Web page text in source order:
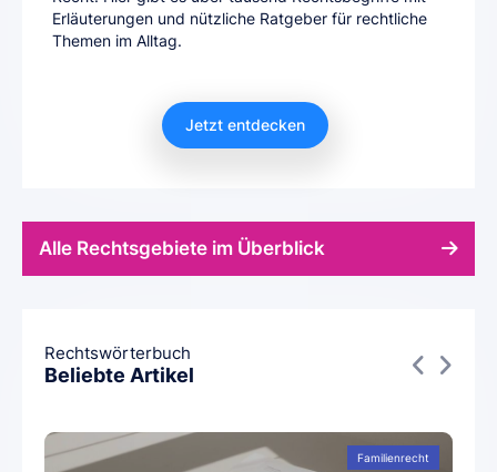
Erläuterungen und nützliche Ratgeber für rechtliche
Themen im Alltag.
Jetzt entdecken
Alle Rechtsgebiete im Überblick
Rechtswörterbuch
Beliebte Artikel
Familienrecht